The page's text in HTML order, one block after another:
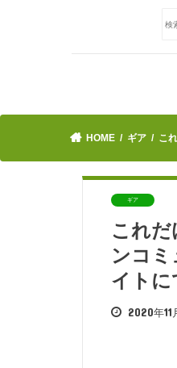
HOME ギア こ
ギア
これだ
ンコ
イトに
2020年11